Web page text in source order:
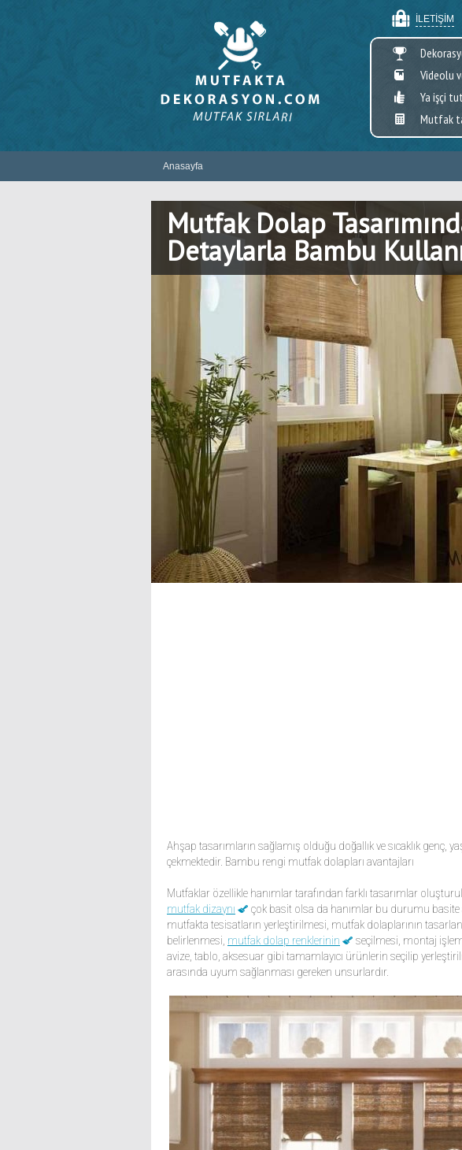
İLETIŞIM
Videolu
Ya işçi
Mutfak
Anasayfa
Mutfak Dolap
Detaylarla Bambu
Ahşap tasarımların sağlamış olduğu doğallık ve sıcaklık genç,
çekmektedir. Bambu rengi mutfak dolapları avantajları
Mutfaklar özellikle hanımlar tarafından farklı tasarımlar
mutfak dizaynı
çok basit olsa da hanımlar bu durumu
mutfakta tesisatların yerleştirilmesi, mutfak dolaplarının
belirlenmesi, mutfak dolap renklerinin
seçilmesi, montaj
avize, tablo, aksesuar gibi tamamlayıcı ürünlerin seçilip
arasında uyum sağlanması gereken unsurlardır.